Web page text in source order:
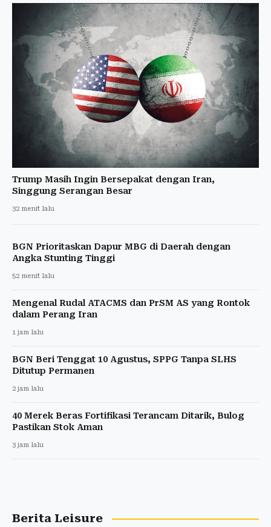
Trump Masih Ingin Bersepakat dengan Iran,
Singgung Serangan Besar
32 menit lalu
BGN Prioritaskan Dapur MBG di Daerah dengan
Angka Stunting Tinggi
52 menit lalu
Mengenal Rudal ATACMS dan PrSM AS yang Rontok
dalam Perang Iran
1 jam lalu
BGN Beri Tenggat 10 Agustus, SPPG Tanpa SLHS
Ditutup Permanen
2 jam lalu
40 Merek Beras Fortifikasi Terancam Ditarik, Bulog
Pastikan Stok Aman
3 jam lalu
Berita Leisure